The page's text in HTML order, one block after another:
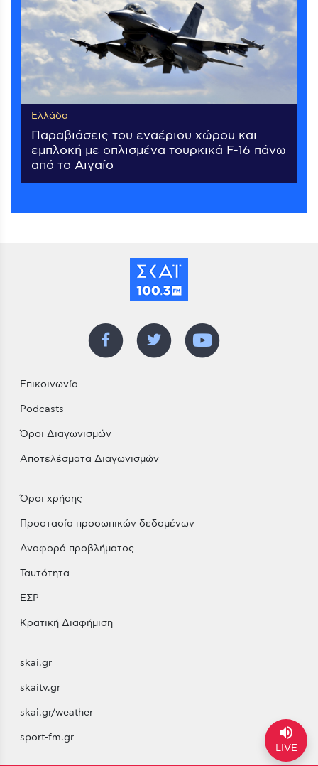
Ελλάδα
Παραβιάσεις του εναέριου χώρου και
εμπλοκή με οπλισμένα τουρκικά F-16 πάνω
από το Αιγαίο
Επικοινωνία
Podcasts
Όροι Διαγωνισμών
Αποτελέσματα Διαγωνισμών
Όροι χρήσης
Προστασία προσωπικών δεδομένων
Αναφορά προβλήματος
Ταυτότητα
ΕΣΡ
Κρατική Διαφήμιση
skai.gr
skaitv.gr
skai.gr/weather
sport-fm.gr
volume_up
LIVE